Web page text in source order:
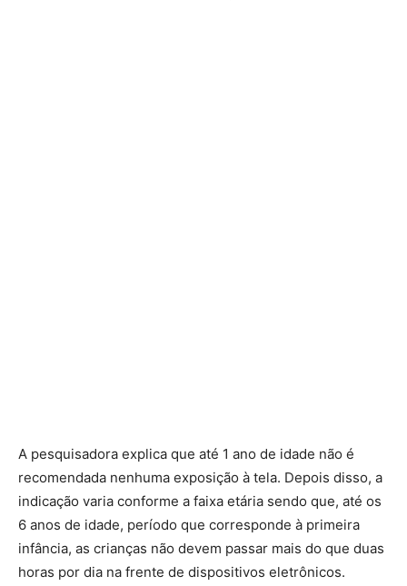
A pesquisadora explica que até 1 ano de idade não é
recomendada nenhuma exposição à tela. Depois disso, a
indicação varia conforme a faixa etária sendo que, até os
6 anos de idade, período que corresponde à primeira
infância, as crianças não devem passar mais do que duas
horas por dia na frente de dispositivos eletrônicos.